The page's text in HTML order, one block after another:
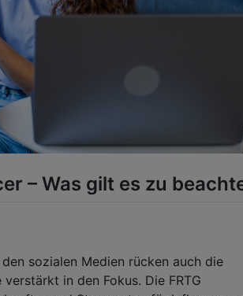
– Was gilt es zu
sozialen Medien rücken auch die
in den Fokus. Die FRTG